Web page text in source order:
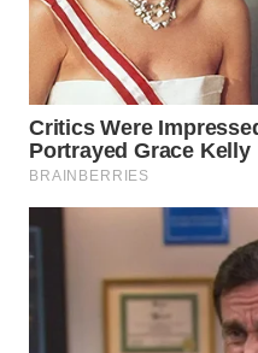
WN
SUMEDANG
WN
CIANJUR
SERIBU